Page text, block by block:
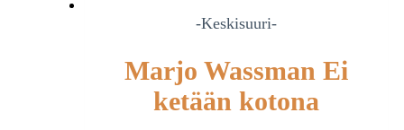
-Keskisuuri-
Marjo Wassman Ei
ketään kotona